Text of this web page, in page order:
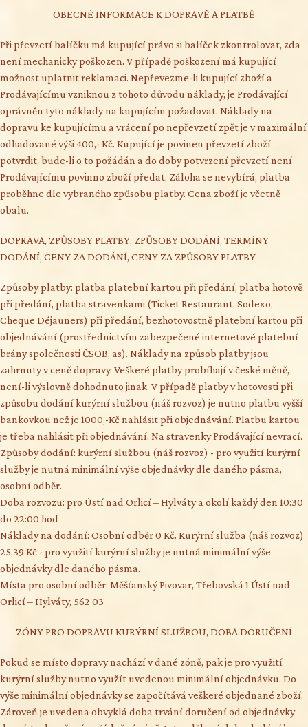
OBECNÉ INFORMACE K DOPRAVĚ A PLATBĚ
Při převzetí balíčku má kupující právo si balíček zkontrolovat, zda
není mechanicky poškozen. V případě poškození má kupující
možnost uplatnit reklamaci. Nepřevezme-li kupující zboží a
Prodávajícímu vzniknou z tohoto důvodu náklady, je Prodávající
oprávněn tyto náklady na kupujícím požadovat. Náklady na
dopravu ke kupujícímu a vrácení po nepřevzetí zpět je v maximální
odhadované výši 400,- Kč. Kupující je povinen převzetí zboží
potvrdit, bude-li o to požádán a do doby potvrzení převzetí není
Prodávajícímu povinno zboží předat. Záloha se nevybírá, platba
proběhne dle vybraného způsobu platby. Cena zboží je včetně
obalu.
DOPRAVA, ZPŮSOBY PLATBY, ZPŮSOBY DODÁNÍ, TERMÍNY
DODÁNÍ, CENY ZA DODÁNÍ, CENY ZA ZPŮSOBY PLATBY
Způsoby platby: platba platební kartou při předání, platba hotově
při předání, platba stravenkami (Ticket Restaurant, Sodexo,
Cheque Déjauners) při předání, bezhotovostně platební kartou při
objednávání (prostřednictvím zabezpečené internetové platební
brány společnosti ČSOB, as). Náklady na způsob platby jsou
zahrnuty v ceně dopravy. Veškeré platby probíhají v české měně,
není-li výslovně dohodnuto jinak. V případě platby v hotovosti při
způsobu dodání kurýrní službou (náš rozvoz) je nutno platbu vyšší
bankovkou než je 1000,-Kč nahlásit při objednávání. Platbu kartou
je třeba nahlásit při objednávání. Na stravenky Prodávající nevrací.
Způsoby dodání: kurýrní službou (náš rozvoz) - pro využití kurýrní
služby je nutná minimální výše objednávky dle daného pásma,
osobní odběr.
Doba rozvozu: pro Ústí nad Orlicí – Hylváty a okolí každý den 10:30
do 22:00 hod
Náklady na dodání: Osobní odběr 0 Kč. Kurýrní služba (náš rozvoz)
25,39 Kč - pro využití kurýrní služby je nutná minimální výše
objednávky dle daného pásma.
Místa pro osobní odběr: Měšťanský Pivovar, Třebovská 1 Ústí nad
Orlicí – Hylváty, 562 03
ZÓNY PRO DOPRAVU KURÝRNÍ SLUŽBOU, DOBA DORUČENÍ
Pokud se místo dopravy nachází v dané zóně, pak je pro využití
kurýrní služby nutno využít uvedenou minimální objednávku. Do
výše minimální objednávky se započítává veškeré objednané zboží.
Zároveň je uvedena obvyklá doba trvání doručení od objednávky